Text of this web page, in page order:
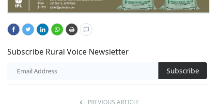
Subscribe Rural Voice Newsletter
Subscribe
PREVIOUS ARTICLE